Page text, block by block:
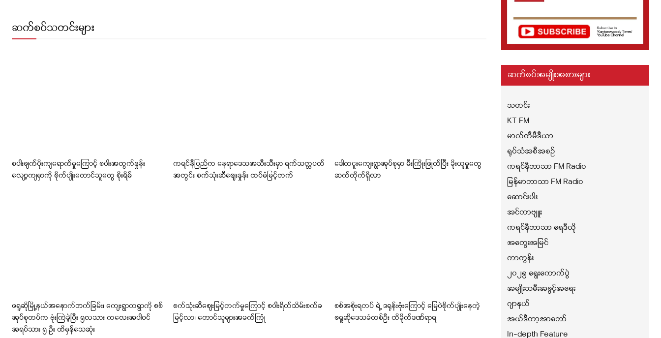
ဆက်စပ်သတင်းများ
စပါးဖျက်ပိုးကျရောက်မှုကြောင့် စပါးအထွက်နှုန်း
လျော့ကျမှာကို စိုက်ပျိုးတောင်သူတွေ စိုးရိမ်
ကရင်နီပြည်က နေရာဒေသအသီးသီးမှာ ရက်သတ္တပတ်
အတွင်း စက်သုံးဆီဈေးနှုန်း ထပ်မံမြင့်တက်
ဒေါတငူးကျေးရွာအုပ်စုမှာ မီးကြိုးဖြုတ်ပြီး ခိုးယူမှုတွေ
ဆက်တိုက်ရှိလာ
ဖရူဆိုမြို့နယ်အနောက်ဘက်ခြမ်း၊ ကျေးရွာတရွာကို စစ်
အုပ်စုတပ်က ဗုံးကြဲခဲ့ပြီး ၅လသား ကလေးအပါဝင်
အရပ်သား ၅ ဦး ထိမှန်သေဆုံး
စက်သုံးဆီဈေးမြင့်တက်မှုကြောင့် စပါးရိတ်သိမ်းစက်ခ
မြင့်လာ၊ တောင်သူများအခက်ကြုံ
စစ်အစိုးရတပ် ရဲ့ ဒရုန်းဗုံးကြောင့် မြေပဲစိုက်ပျိုးနေတဲ့
ဖရူဆိုဒေသခံတစ်ဦး ထိခိုက်ဒဏ်ရာရ
ဆက်စပ်အမျိုးအစားများ
သတင်း
KT FM
မာလ်တီမီဒီယာ
ရုပ်သံအစီအစဉ်
ကရင်နီဘာသာ FM Radio
မြန်မာဘာသာ FM Radio
ဆောင်းပါး
အင်တာဗျူး
ကရင်နီဘာသာ ရေဒီယို
အတွေးအမြင်
ကာတွန်း
၂၀၂၅ ရွေးကောက်ပွဲ
အမျိုးသမီးအခွင့်အရေး
ဂျာနယ်
အယ်ဒီတာ့အာဘော်
In-depth Feature